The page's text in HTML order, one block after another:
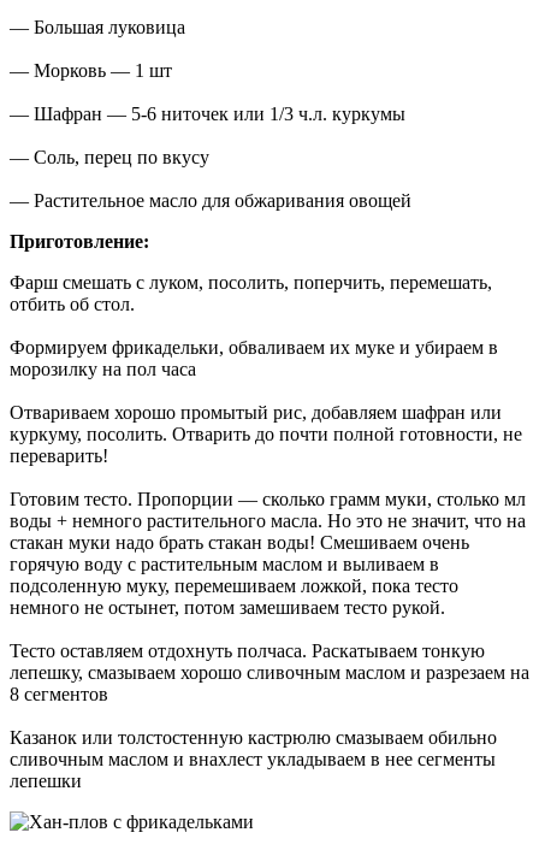
— Большая луковица
— Морковь — 1 шт
— Шафран — 5-6 ниточек или 1/3 ч.л. куркумы
— Соль, перец по вкусу
— Растительное масло для обжаривания овощей
Приготовление:
Фарш смешать с луком, посолить, поперчить, перемешать,
отбить об стол.
Формируем фрикадельки, обваливаем их муке и убираем в
морозилку на пол часа
Отвариваем хорошо промытый рис, добавляем шафран или
куркуму, посолить. Отварить до почти полной готовности, не
переварить!
Готовим тесто. Пропорции — сколько грамм муки, столько мл
воды + немного растительного масла. Но это не значит, что на
стакан муки надо брать стакан воды! Смешиваем очень
горячую воду с растительным маслом и выливаем в
подсоленную муку, перемешиваем ложкой, пока тесто
немного не остынет, потом замешиваем тесто рукой.
Тесто оставляем отдохнуть полчаса. Раскатываем тонкую
лепешку, смазываем хорошо сливочным маслом и разрезаем на
8 сегментов
Казанок или толстостенную кастрюлю смазываем обильно
сливочным маслом и внахлест укладываем в нее сегменты
лепешки